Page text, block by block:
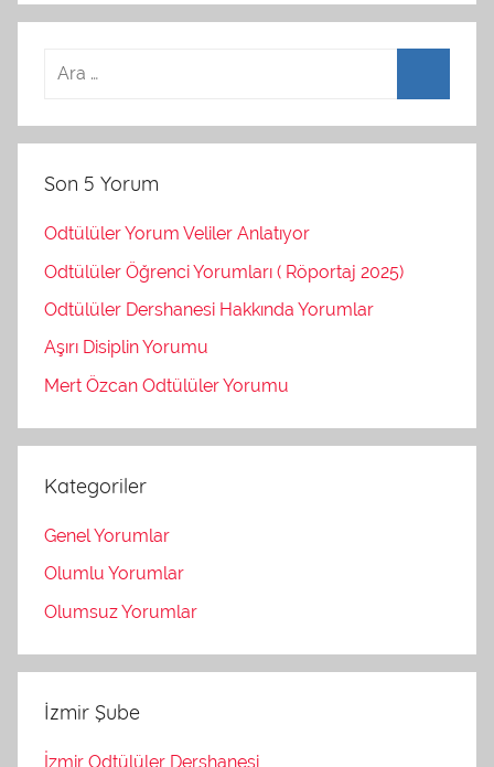
Son 5 Yorum
Odtülüler Yorum Veliler Anlatıyor
Odtülüler Öğrenci Yorumları ( Röportaj 2025)
Odtülüler Dershanesi Hakkında Yorumlar
Aşırı Disiplin Yorumu
Mert Özcan Odtülüler Yorumu
Kategoriler
Genel Yorumlar
Olumlu Yorumlar
Olumsuz Yorumlar
İzmir Şube
İzmir Odtülüler Dershanesi